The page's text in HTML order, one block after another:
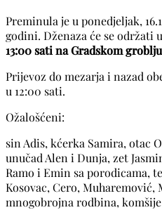
Preminula je u ponedjeljak,
godini. Dženaza će se održati
13:00 sati na Gradskom
Prijevoz do mezarja i nazad
u 12:00 sati.
Ožalošćeni:
sin Adis, kćerka Samira, otac
unučad Alen i Dunja, zet
Ramo i Emin sa porodicama,
Kosovac, Cero, Muharemović,
mnogobrojna rodbina,